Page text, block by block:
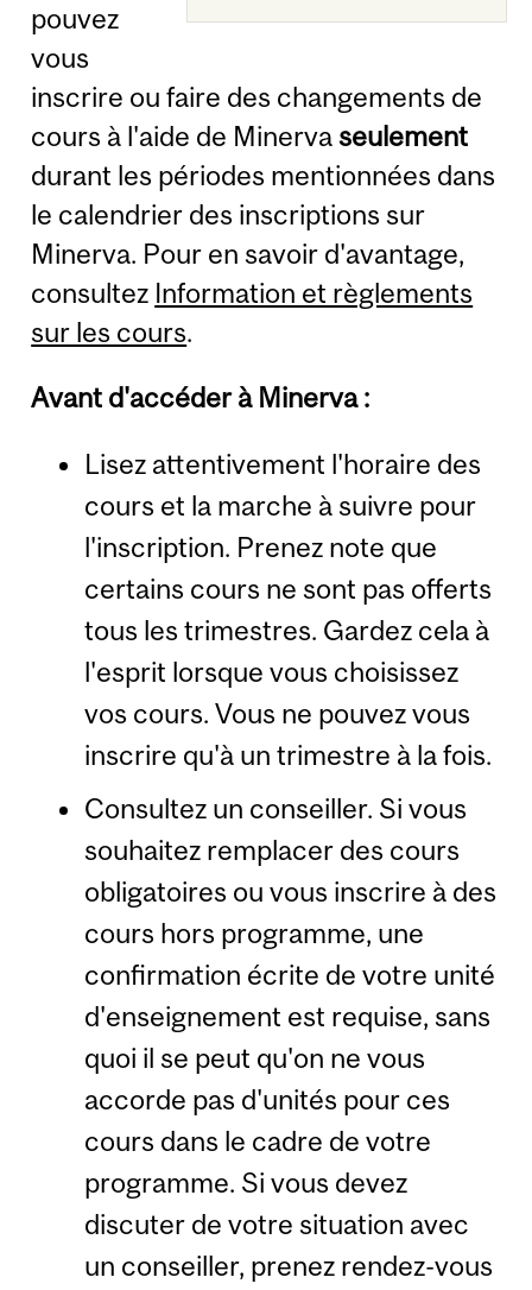
pouvez
vous
inscrire ou faire des changements de
cours à l'aide de Minervaseulement
durant les périodes mentionnées dans
le calendrier des inscriptions sur
Minerva. Pour en savoir d'avantage,
consultez Information et règlements
sur les cours.
Avant d'accéder à Minerva :
Lisez attentivement l'horaire des
cours et la marche à suivre pour
l'inscription. Prenez note que
certains cours ne sont pas offerts
tous les trimestres. Gardez cela à
l'esprit lorsque vous choisissez
vos cours. Vous ne pouvez vous
inscrire qu'à un trimestre à la fois.
Consultez un conseiller. Si vous
souhaitez remplacer des cours
obligatoires ou vous inscrire à des
cours hors programme, une
confirmation écrite de votre unité
d'enseignement est requise, sans
quoi il se peut qu'on ne vous
accorde pas d'unités pour ces
cours dans le cadre de votre
programme. Si vous devez
discuter de votre situation avec
un conseiller, prenez rendez-vous